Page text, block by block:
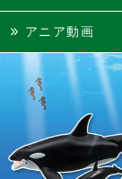
アニア動画